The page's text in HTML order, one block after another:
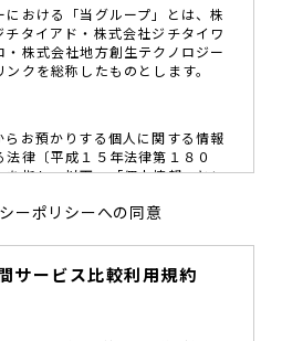
おける「当グループ」とは、株
タイアド・株式会社ジチタイワ
株式会社地方創生テクノロジー
クを総称したものとします。
お預かりする個人に関する情報
法律〔平成１５年法律第１８０
を指し、以下、「個人情報」とい
務であると考えております。
個人情報保護の重要性の認識と取
て、個人情報の適切な取り扱い
ーポリシーへの同意
サービス比較利用規約